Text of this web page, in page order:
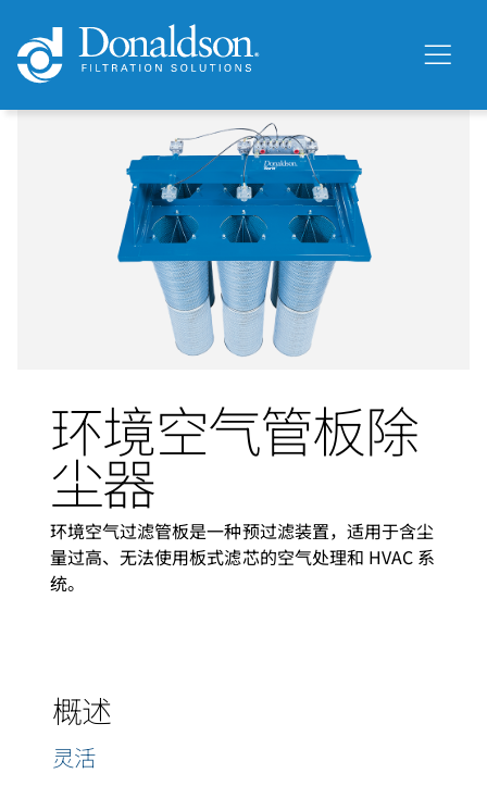
环境空气管板除
尘器
环境空气过滤管板是一种预过滤装置，适用于含尘
量过高、无法使用板式滤芯的空气处理和 HVAC 系
统。
概述
灵活